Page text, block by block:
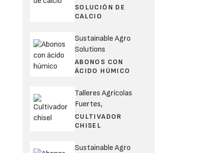
SOLUCIÓN DE
CALCIO
Sustainable Agro
Solutions
ABONOS CON
ÁCIDO HÚMICO
Talleres Agrícolas
Fuertes,
CULTIVADOR
CHISEL
Sustainable Agro